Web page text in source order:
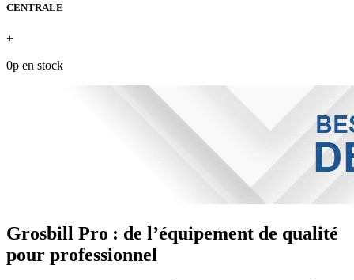
CENTRALE
+
0p en stock
Grosbill Pro : de l’équipement de qualité
pour professionnel